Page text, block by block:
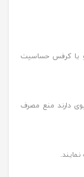
یا کرفس حساسیت
دارند منع مصرف